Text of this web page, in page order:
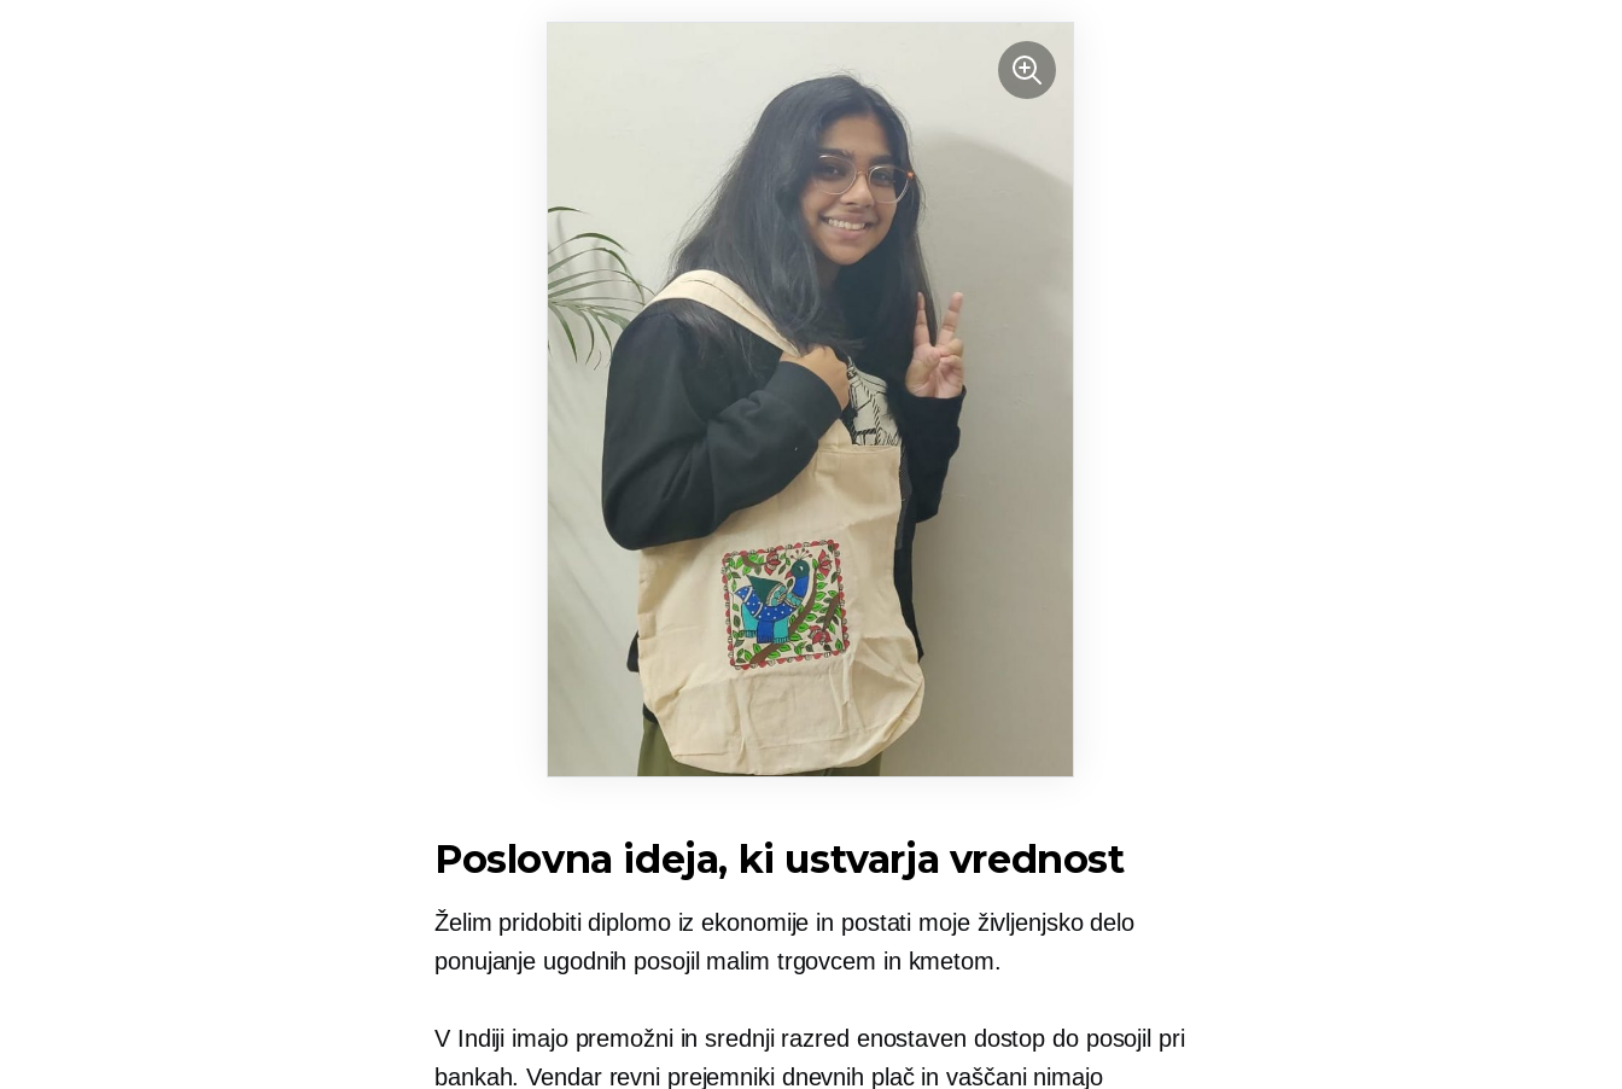
Poslovna ideja, ki ustvarja vrednost
Želim pridobiti diplomo iz ekonomije in postati moje življenjsko delo
ponujanje ugodnih posojil malim trgovcem in kmetom.
V Indiji imajo premožni in srednji razred enostaven dostop do posojil pri
bankah. Vendar revni prejemniki dnevnih plač in vaščani nimajo